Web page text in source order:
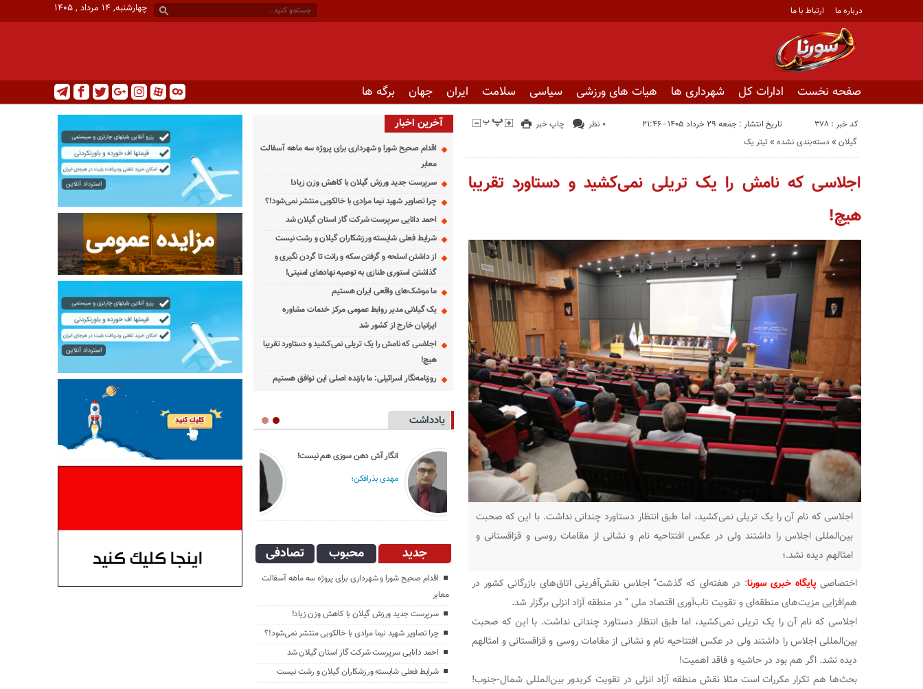
درباره ما ارتباط با ما چهارشنبه, ۱۴ مرداد , ۱۴۰۵
صفحه نخست ادارات کل شهرداری ها هیات های ورزشی سیاسی سلامت ایران جهان برگه ها
کد خبر : 378 تاریخ انتشار : جمعه ۲۹ خرداد ۱۴۰۵ - ۲۱:۴۶ چاپ خبر
۰ نظر
تیتر یک « دسته‌بندی نشده « گیلان
اجلاسی که نامش را یک تریلی نمی‌کشید و دستاورد تقریبا
هیچ!
اجلاسی که نام آن را یک تریلی نمی‌کشید، اما طبق انتظار دستاورد چندانی نداشت. با این که صحبت
بین‌المللی اجلاس را داشتند ولی در عکس افتتاحیه نام و نشانی از مقامات روسی و قزاقستانی و
امثالهم دیده نشد.؛
اختصاصی پایگاه خبری سورنا: در هفته‌ای که گذشت” اجلاس نقش‌آفرینی اتاق‌های بازرگانی کشور در
هم‌افزایی مزیت‌های منطقه‌ای و تقویت تاب‌آوری اقتصاد ملی ” در منطقه آزاد انزلی برگزار شد.
اجلاسی که نام آن را یک تریلی نمی‌کشید، اما طبق انتظار دستاورد چندانی نداشت. با این که صحبت
بین‌المللی اجلاس را داشتند ولی در عکس افتتاحیه نام و نشانی از مقامات روسی و قزاقستانی و امثالهم
دیده نشد. اگر هم بود در حاشیه و فاقد اهمیت!
بحث‌ها هم تکرار مکررات است مثلا نقش منطقه آزاد انزلی در تقویت کریدور بین‌المللی شمال‑جنوب!
آخرین اخبار
اقدام صحیح شورا و شهرداری برای پروژه سه ماهه آسفالت
معابر
سرپرست جدید ورزش گیلان با کاهش وزن زیاد!
چرا تصاویر شهید نیما مرادی با خالکوبی منتشر نمی‌شود!؟
احمد دانایی سرپرست شرکت گاز استان گیلان شد
شرایط فعلی شایسته ورزشکاران گیلان و رشت نیست
از داشتن اسلحه و گرفتن سکه و رانت تا گردن نگیری و
گذاشتن استوری طنازی به توصیه نهادهای امنیتی!
ما موشک‌های واقعی ایران هستیم
یک گیلانی مدیر روابط عمومی مرکز خدمات مشاوره
ایرانیان خارج از کشور شد
اجلاسی که نامش را یک تریلی نمی‌کشید و دستاورد تقریبا
هیچ!
روزنامه‌نگار اسرائیلی: ما بازنده اصلی این توافق هستیم
یادداشت
دعایی؛ کس بی‌کسان
انگار آش دهن سوزی هم نیست!
مهدی بذرافکن؛
جدید محبوب تصادفی
اقدام صحیح شورا و شهرداری برای پروژه سه ماهه آسفالت
معابر
سرپرست جدید ورزش گیلان با کاهش وزن زیاد!
چرا تصاویر شهید نیما مرادی با خالکوبی منتشر نمی‌شود!؟
احمد دانایی سرپرست شرکت گاز استان گیلان شد
شرایط فعلی شایسته ورزشکاران گیلان و رشت نیست